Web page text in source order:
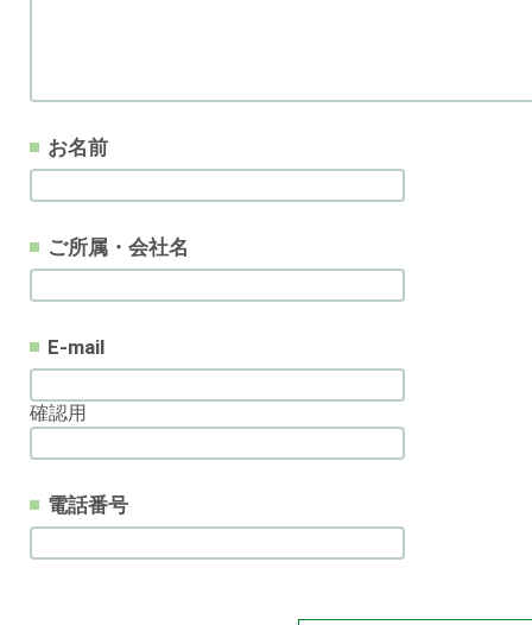
お名前
ご所属・会社名
E-mail
確認用
電話番号